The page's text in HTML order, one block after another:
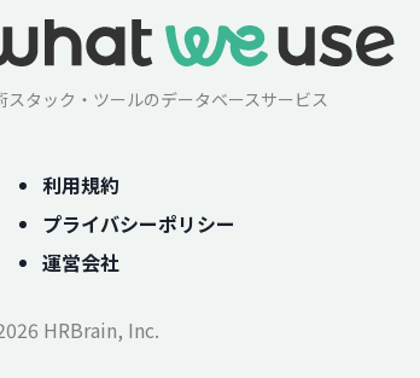
スタック・ツールのデータベースサービス
利用規約
プライバシーポリシー
運営会社
HRBrain, Inc.